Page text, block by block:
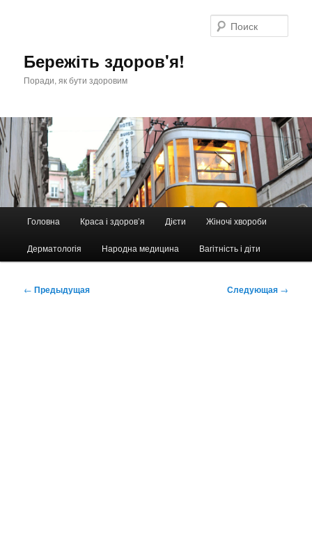
Бережіть здоров'я!
Поради, як бути здоровим
Головна Краса і здоров’я Дієти Жіночі хвороби
Дерматологія Народна медицина Вагітність і діти
Навигация
← Предыдущая Следующая →